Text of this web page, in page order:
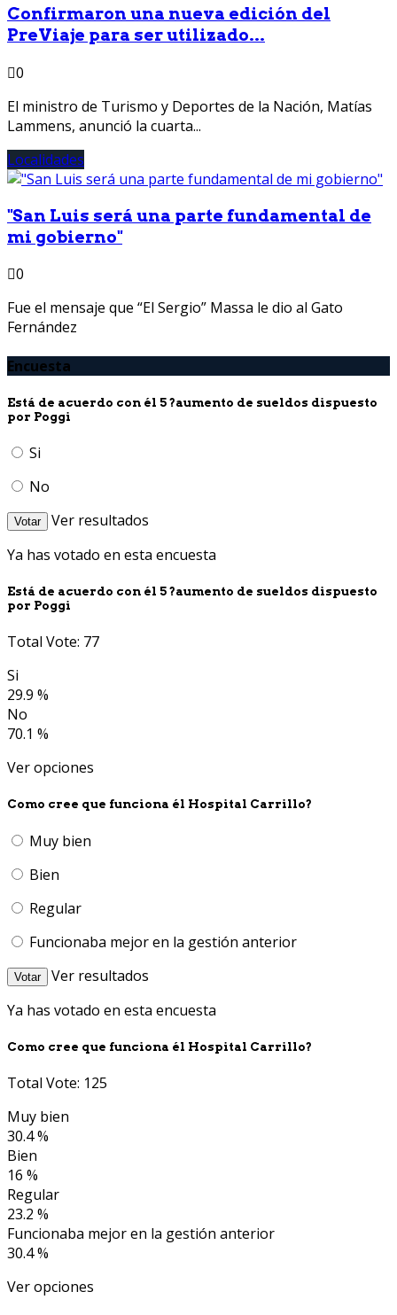
Confirmaron una nueva edición del
PreViaje para ser utilizado...
0
El ministro de Turismo y Deportes de la Nación, Matías
Lammens, anunció la cuarta...
Localidades
"San Luis será una parte fundamental de
mi gobierno"
0
Fue el mensaje que “El Sergio” Massa le dio al Gato
Fernández
Encuesta
Está de acuerdo con él 5 ?aumento de sueldos dispuesto
por Poggi
Si
No
Votar
Ver resultados
Ya has votado en esta encuesta
Está de acuerdo con él 5 ?aumento de sueldos dispuesto
por Poggi
Total Vote: 77
Si
29.9 %
No
70.1 %
Ver opciones
Como cree que funciona él Hospital Carrillo?
Muy bien
Bien
Regular
Funcionaba mejor en la gestión anterior
Votar
Ver resultados
Ya has votado en esta encuesta
Como cree que funciona él Hospital Carrillo?
Total Vote: 125
Muy bien
30.4 %
Bien
16 %
Regular
23.2 %
Funcionaba mejor en la gestión anterior
30.4 %
Ver opciones